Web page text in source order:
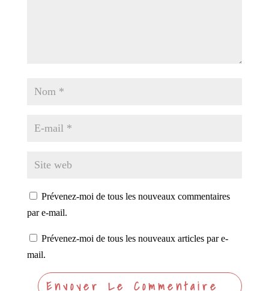
Prévenez-moi de tous les nouveaux commentaires
par e-mail.
Prévenez-moi de tous les nouveaux articles par e-
mail.